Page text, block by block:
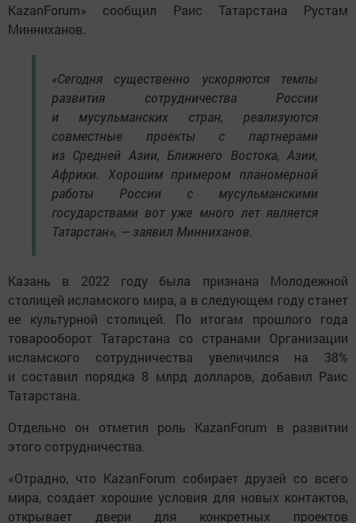
KazanForum» сообщил Раис Татарстана Рустам
Минниханов.
«Сегодня существенно ускоряются темпы
развития сотрудничества России
и мусульманских стран, реализуются
совместные проекты с партнерами
из Средней Азии, Ближнего Востока, Азии,
Африки. Хорошим примером планомерной
работы России с мусульманскими
государствами вот уже много лет является
Татарстан», — заявил Минниханов.
Казань в 2022 году была признана Молодежной
столицей исламского мира, а в следующем году станет
ее культурной столицей. По итогам прошлого года
товарооборот Татарстана со странами Организации
исламского сотрудничества увеличился на 38%
и составил порядка 8 млрд долларов, добавил Раис
Татарстана.
Отдельно он отметил роль KazanForum в развитии
этого сотрудничества.
«Отрадно, что KazanForum собирает друзей со всего
мира, создает хорошие условия для новых контактов,
открывает двери для конкретных проектов